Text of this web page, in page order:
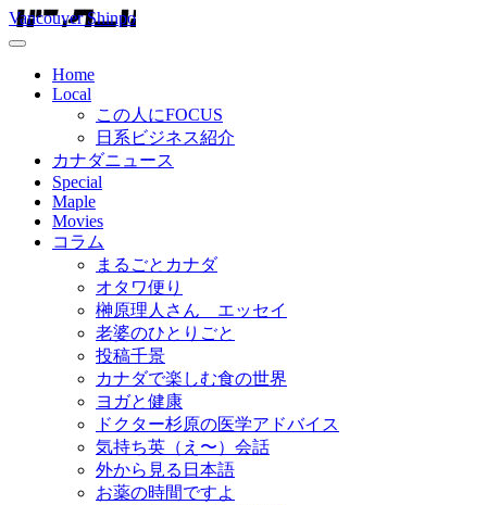
Vancouver Shinpo
Home
Local
この人にFOCUS
日系ビジネス紹介
カナダニュース
Special
Maple
Movies
コラム
まるごとカナダ
オタワ便り
榊原理人さん エッセイ
老婆のひとりごと
投稿千景
カナダで楽しむ食の世界
ヨガと健康
ドクター杉原の医学アドバイス
気持ち英（え〜）会話
外から見る日本語
お薬の時間ですよ